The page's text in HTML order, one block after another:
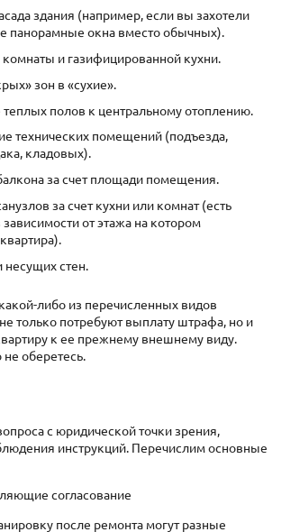
здания (например, если вы захотели
панорамные окна вместо обычных).
и газифицированной кухни.
зон в «сухие».
полов к центральному отоплению.
технических помещений (подъезда,
кладовых).
за счет площади помещения.
за счет кухни или комнат (есть
от этажа на котором
несущих стен.
либо из перечисленных видов
только потребуют выплату штрафа, но и
к ее прежнему внешнему виду.
не оберетесь.
с юридической точки зрения,
инструкций. Перечислим основные
согласование
после ремонта могут разные